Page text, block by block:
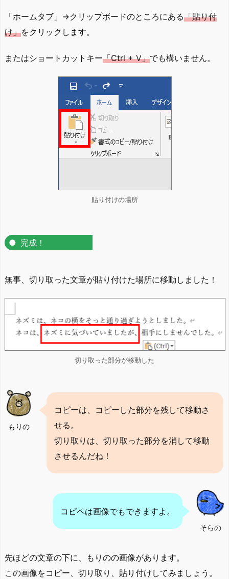
「ホームタブ」→クリップボードのところにある「貼り付
け」をクリックします。
またはショートカットキー「Ctrl + V」でも構いません。
貼り付けの場所
完成！
無事、切り取った文章が貼り付けた場所に移動しました！
切り取った部分が移動した
もりの
コピーは、コピーした部分を残して移動さ
せる。
切り取りは、切り取った部分を消して移動
させるんだね！
そらの
コピペは画像でもできますよ。
先ほどの文章の下に、もりのの画像があります。
この画像をコピー、切り取り、貼り付けしてみましょう。